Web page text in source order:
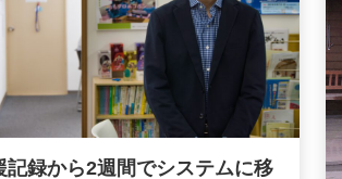
記録から2週間でシステムに移